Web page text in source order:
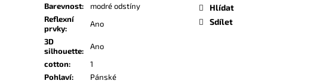
Barevnost:
modré odstíny
Reflexní
prvky:
Ano
3D
silhouette:
Ano
cotton:
1
Pohlaví:
Pánské
Hlídat
Sdílet